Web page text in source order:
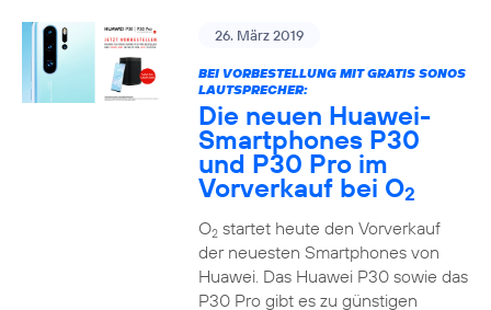
26. März 2019
BEI VORBESTELLUNG MIT GRATIS SONOS
LAUTSPRECHER:
Die neuen Huawei-
Smartphones P30
und P30 Pro im
Vorverkauf bei O2
O2startet heute den Vorverkauf
der neuesten Smartphones von
Huawei. Das Huawei P30 sowie das
P30 Pro gibt es zu günstigen